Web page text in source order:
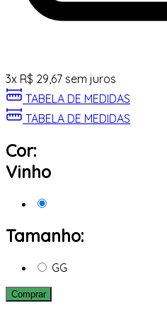
3x R$ 29,67 sem juros
TABELA DE MEDIDAS
TABELA DE MEDIDAS
Cor:
Vinho
Tamanho:
GG
Comprar